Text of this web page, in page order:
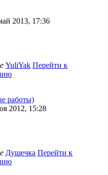
2013, 17:36
YuliYak Перейти к
работы)
2012, 15:28
Душечка Перейти к